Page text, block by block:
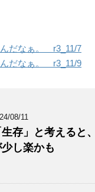
んだなぁ。 r3_11/7
んだなぁ。 r3_11/9
08/11
生存」と考えると
少し楽かも